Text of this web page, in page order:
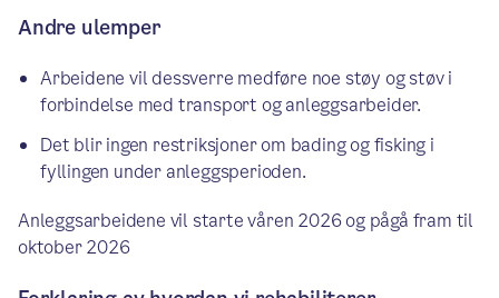
Andre ulemper
Arbeidene vil dessverre medføre noe støy og støv i
forbindelse med transport og anleggsarbeider.
Det blir ingen restriksjoner om bading og fisking i
fyllingen under anleggsperioden.
Anleggsarbeidene vil starte våren 2026 og pågå fram til
oktober 2026